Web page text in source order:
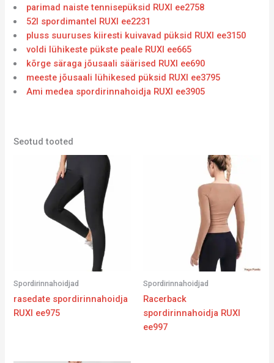
parimad naiste tennisepüksid RUXI ee2758
52l spordimantel RUXI ee2231
pluss suuruses kiiresti kuivavad püksid RUXI ee3150
voldi lühikeste pükste peale RUXI ee665
kõrge säraga jõusaali säärised RUXI ee690
meeste jõusaali lühikesed püksid RUXI ee3795
Ami medea spordirinnahoidja RUXI ee3905
Seotud tooted
Spordirinnahoidjad
rasedate spordirinnahoidja
RUXI ee975
Spordirinnahoidjad
Racerback
spordirinnahoidja RUXI
ee997